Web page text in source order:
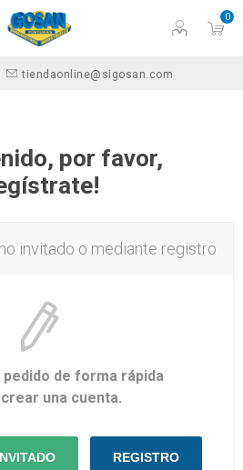
0
tiendaonline@sigosan.com
por favor,
invitado o mediante registro
de forma rápida
una cuenta.